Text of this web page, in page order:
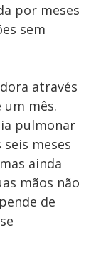
por meses
sem
através
mês.
pulmonar
meses
ainda
mãos não
de